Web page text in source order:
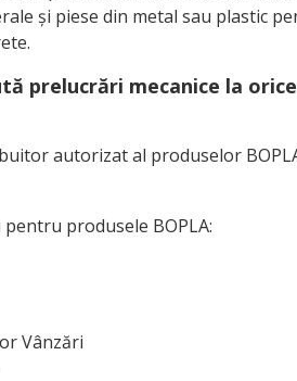
și piese din metal sau plastic
prelucrări mecanice la
autorizat al produselor
produsele BOPLA:
Vânzări